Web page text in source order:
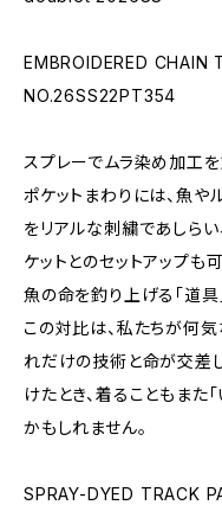
EMBROIDERED CHAIN
NO.26SS22PT354
スプレーでムラ染め加工を
ポケットまわりには、魚や
をリアルな刺繍であしら
ケットとのセットアップも
魚の命を釣り上げる「道具
この対比は、私たちが何
れだけの技術と命が交差
けたとき、着ることもまた
かもしれません。
SPRAY-DYED TRACK